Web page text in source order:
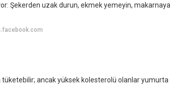
Şekerden uzak durun, ekmek yemeyin, makarnaya
tüketebilir; ancak yüksek kolesterolü olanlar yumurta